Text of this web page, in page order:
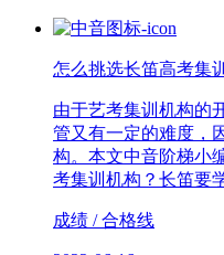
怎么挑选长笛高考集
由于艺考集训机构的
管又有一定的难度，
构。本文中音阶梯小
考集训机构？长笛要
成绩 / 合格线